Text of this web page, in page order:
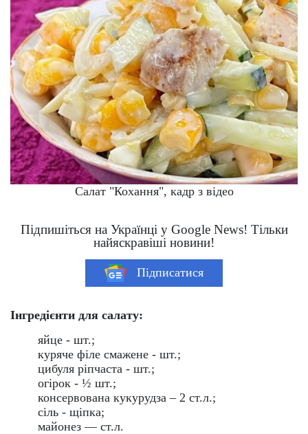
Салат "Кохання", кадр з відео
Підпишіться на Українці у Google News! Тільки
найяскравіші новини!
Підписатися
Інгредієнти для салату:
яйце - шт.;
куряче філе смажене - шт.;
цибуля ріпчаста - шт.;
огірок - ½ шт.;
консервована кукурудза – 2 ст.л.;
сіль - щіпка;
майонез — ст.л.